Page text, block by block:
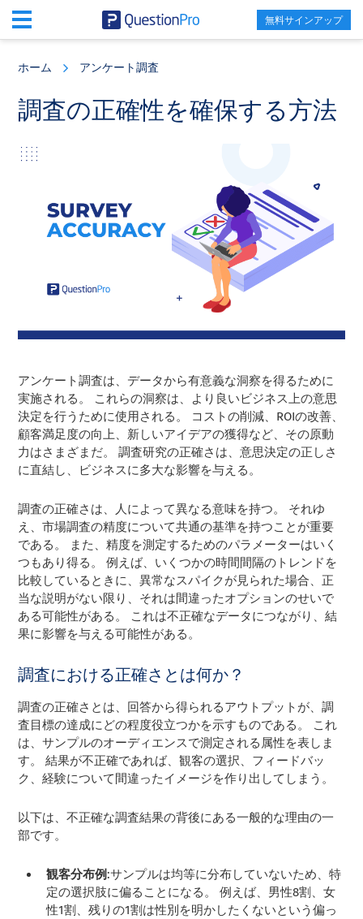
content
sidebar
無料サインアップ
ホーム アンケート調査
調査の正確性を確保する方法
アンケート調査は、データから有意義な洞察を得るために
実施される。 これらの洞察は、より良いビジネス上の意思
決定を行うために使用される。 コストの削減、ROIの改善、
顧客満足度の向上、新しいアイデアの獲得など、その原動
力はさまざまだ。 調査研究の正確さは、意思決定の正しさ
に直結し、ビジネスに多大な影響を与える。
調査の正確さは、人によって異なる意味を持つ。 それゆ
え、市場調査の精度について共通の基準を持つことが重要
である。 また、精度を測定するためのパラメーターはいく
つもあり得る。 例えば、いくつかの時間間隔のトレンドを
比較しているときに、異常なスパイクが見られた場合、正
当な説明がない限り、それは間違ったオプションのせいで
ある可能性がある。 これは不正確なデータにつながり、結
果に影響を与える可能性がある。
調査における正確さとは何か？
調査の正確さとは、回答から得られるアウトプットが、調
査目標の達成にどの程度役立つかを示すものである。 これ
は、サンプルのオーディエンスで測定される属性を表しま
す。 結果が不正確であれば、観客の選択、フィードバッ
ク、経験について間違ったイメージを作り出してしまう。
以下は、不正確な調査結果の背後にある一般的な理由の一
部です。
観客分布例 :サンプルは均等に分布していないため、特
定の選択肢に偏ることになる。 例えば、男性8割、女
性1割、残りの1割は性別を明かしたくないという偏っ